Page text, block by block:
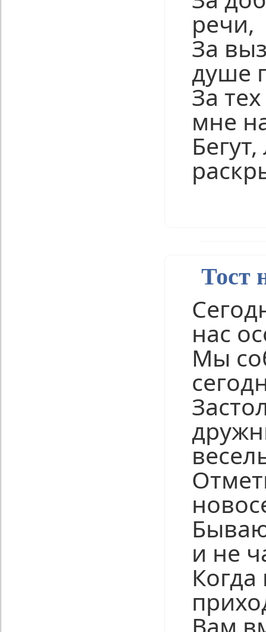
речи,
За
душе
За
мне
Тост
нас
Мы
и не